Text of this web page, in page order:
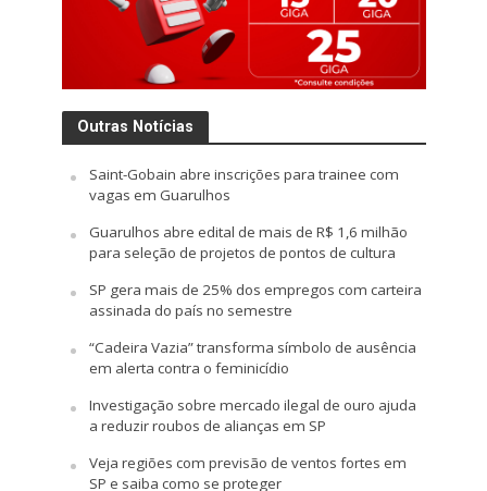
Outras Notícias
Saint-Gobain abre inscrições para trainee com
vagas em Guarulhos
Guarulhos abre edital de mais de R$ 1,6 milhão
para seleção de projetos de pontos de cultura
SP gera mais de 25% dos empregos com carteira
assinada do país no semestre
“Cadeira Vazia” transforma símbolo de ausência
em alerta contra o feminicídio
Investigação sobre mercado ilegal de ouro ajuda
a reduzir roubos de alianças em SP
Veja regiões com previsão de ventos fortes em
SP e saiba como se proteger